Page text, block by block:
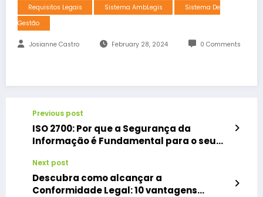
Requisitos Legais Sistema AmbLegis
Sistema De
Gestão
Josianne Castro February 28, 2024 0 Comments
Previous post
ISO 2700: Por que a Segurança da
Informação é Fundamental para o seu
Next post
Descubra como alcançar a
Conformidade Legal: 10 vantagens